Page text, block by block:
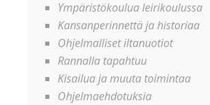
Ympäristökoulua leirikoulussa
Kansanperinnettä ja historiaa
Ohjelmalliset iltanuotiot
Rannalla tapahtuu
Kisailua ja muuta toimintaa
Ohjelmaehdotuksia